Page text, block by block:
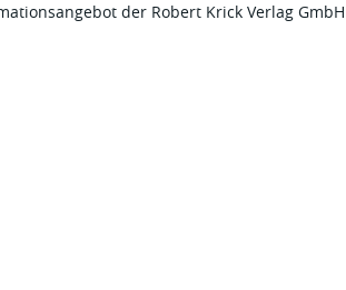
der Robert Krick Verlag GmbH